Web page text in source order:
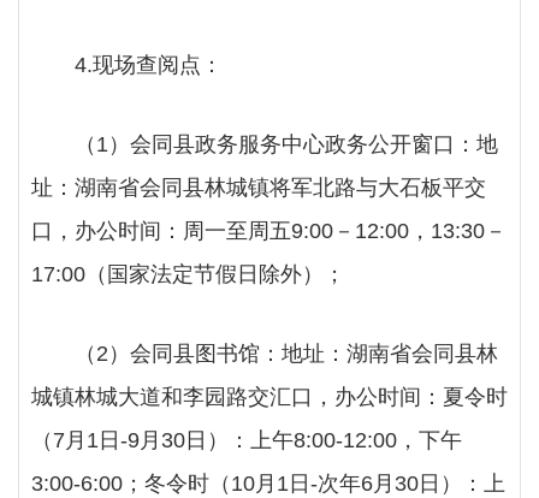
4.现场查阅点：
（ 1） 会同县政务服务中心政务公开窗口 ：地
址：湖南省会同县林城镇将军北路与大石板平交
口，办公时间：周一至周五9:00－12:00，13:30－
17:00（国家法定节假日除外）；
（ 2）会同县图书馆：地址：湖南省会同县林
城镇林城大道和李园路交汇口，办公时间：夏令时
（7月1日-9月30日）：上午8:00-12:00，下午
3:00-6:00；冬令时（10月1日-次年6月30日）：上